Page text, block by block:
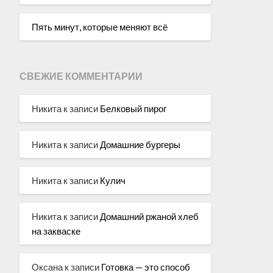
Пять минут, которые меняют всё
СВЕЖИЕ КОММЕНТАРИИ
Никитак записи Белковый пирог
Никитак записи Домашние бургеры
Никитак записи Кулич
Никитак записи Домашний ржаной хлеб
на закваске
Оксанак записи Готовка — это способ